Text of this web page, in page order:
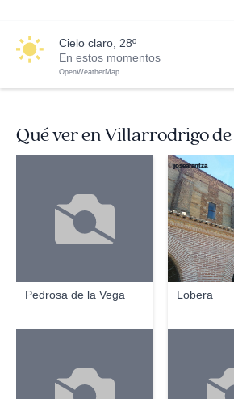
cielo claro, 28º
En estos momentos
OpenWeatherMap
Qué ver en Villarrodrigo de
Pedrosa de la Vega Lobera
josearantza